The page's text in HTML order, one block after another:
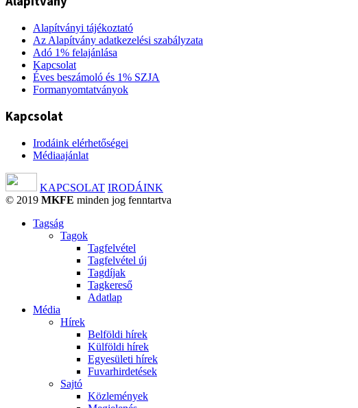
Alapítványi tájékoztató
Az Alapítvány adatkezelési szabályzata
Adó 1% felajánlása
Kapcsolat
Éves beszámoló és 1% SZJA
Formanyomtatványok
Kapcsolat
Irodáink elérhetőségei
Médiaajánlat
KAPCSOLAT IRODÁINK
© 2019 MKFE minden jog fenntartva
Tagság
Tagok
Tagfelvétel
Tagfelvétel új
Tagdíjak
Tagkereső
Adatlap
Média
Hírek
Belföldi hírek
Külföldi hírek
Egyesületi hírek
Fuvarhirdetések
Sajtó
Közlemények